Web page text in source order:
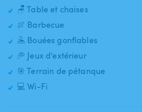
🪑 Table et chaises
🍖 Barbecue
🤽 Bouées gonflables
🥏 Jeux d'extérieur
🎯 Terrain de pétanque
💻 Wi-Fi